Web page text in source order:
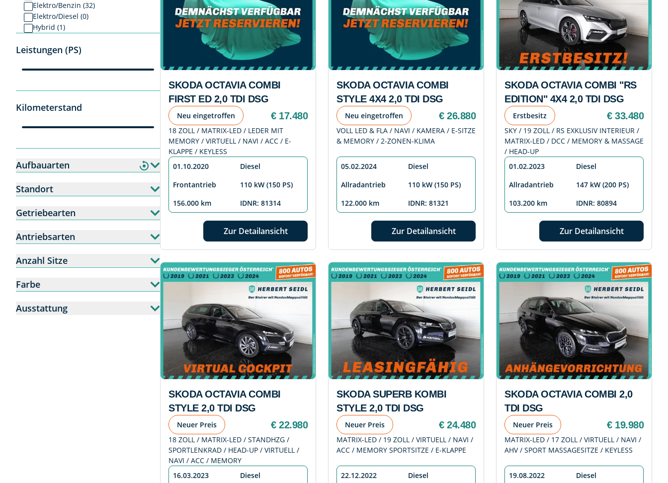
Elektro/Benzin (32)
Elektro/Diesel (0)
Hybrid (1)
Leistungen (PS)
Kilometerstand
Aufbauarten
Standort
Getriebearten
Antriebsarten
Anzahl Sitze
Farbe
Ausstattung
SKODA OCTAVIA COMBI
FIRST ED 2,0 TDI DSG
Neu eingetroffen € 17.480
18 ZOLL / MATRIX-LED / LEDER MIT
MEMORY / VIRTUELL / NAVI / ACC / E-
KLAPPE / KEYLESS
01.10.2020
Diesel
Frontantrieb
110 kW (150 PS)
156.000 km
IDNR: 81314
Zur Detailansicht
SKODA OCTAVIA COMBI
STYLE 4X4 2,0 TDI DSG
Neu eingetroffen € 26.880
VOLL LED & FLA / NAVI / KAMERA / E-SITZE
& MEMORY / 2-ZONEN-KLIMA
05.02.2024
Diesel
Allradantrieb
110 kW (150 PS)
122.000 km
IDNR: 81321
Zur Detailansicht
SKODA OCTAVIA COMBI "RS
EDITION" 4X4 2,0 TDI DSG
Erstbesitz € 33.480
SKY / 19 ZOLL / RS EXKLUSIV INTERIEUR /
MATRIX-LED / DCC / MEMORY & MASSAGE
/ HEAD-UP
01.02.2023
Diesel
Allradantrieb
147 kW (200 PS)
103.200 km
IDNR: 80894
Zur Detailansicht
SKODA OCTAVIA COMBI
STYLE 2,0 TDI DSG
Neuer Preis € 22.980
18 ZOLL / MATRIX-LED / STANDHZG /
SPORTLENKRAD / HEAD-UP / VIRTUELL /
NAVI / ACC / MEMORY
16.03.2023
Diesel
SKODA SUPERB KOMBI
STYLE 2,0 TDI DSG
Neuer Preis € 24.480
MATRIX-LED / 19 ZOLL / VIRTUELL / NAVI /
ACC / MEMORY SPORTSITZE / E-KLAPPE
22.12.2022
Diesel
SKODA OCTAVIA COMBI 2,0
TDI DSG
Neuer Preis € 19.980
MATRIX-LED / 17 ZOLL / VIRTUELL / NAVI /
AHV / SPORT MASSAGESITZE / KEYLESS
19.08.2022
Diesel